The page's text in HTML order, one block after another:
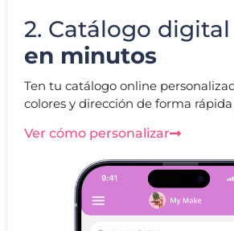
2. Catálogo
en minutos
Ten tu catálogo online
colores y dirección de forma rápida
Ver cómo personalizar